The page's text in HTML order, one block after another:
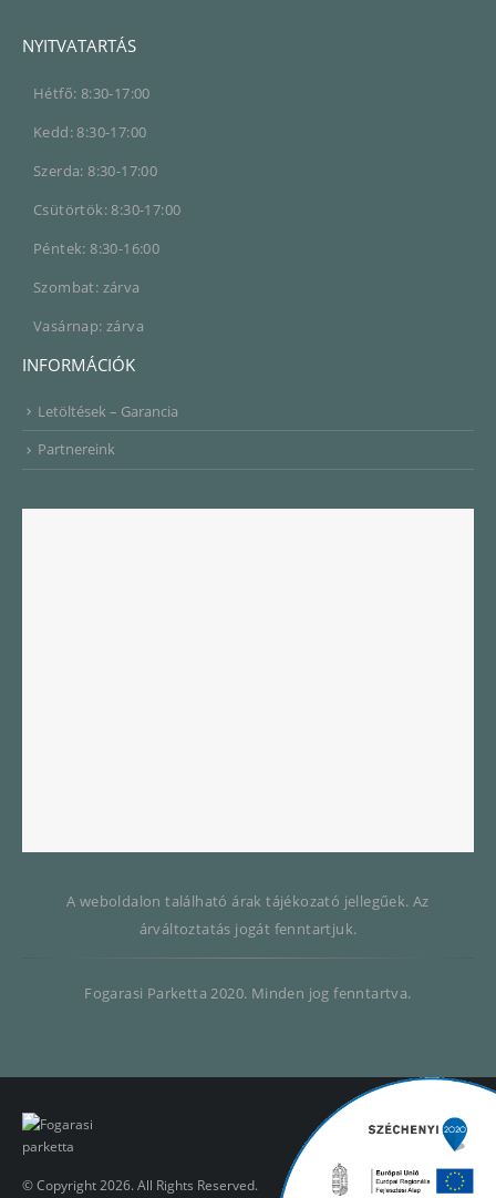
NYITVATARTÁS
Hétfő: 8:30-17:00
Kedd: 8:30-17:00
Szerda: 8:30-17:00
Csütörtök: 8:30-17:00
Péntek: 8:30-16:00
Szombat: zárva
Vasárnap: zárva
INFORMÁCIÓK
Letöltések – Garancia
Partnereink
A weboldalon található árak tájékozató jellegűek. Az
árváltoztatás jogát fenntartjuk.
Fogarasi Parketta 2020. Minden jog fenntartva.
© Copyright 2026. All Rights Reserved.